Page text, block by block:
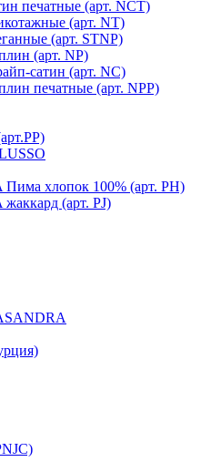
печатные (арт. NCT)
(арт. NT)
(арт. STNP)
(арт. NP)
сатин (арт. NC)
печатные (арт. NPP)
хлопок 100% (арт. PH)
(арт. PJ)